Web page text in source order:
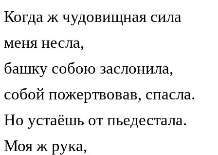
Когда ж чудовищная сила
меня несла,
башку собою заслонила,
собой пожертвовав, спасла.
Но устаёшь от пьедестала.
Моя ж рука,